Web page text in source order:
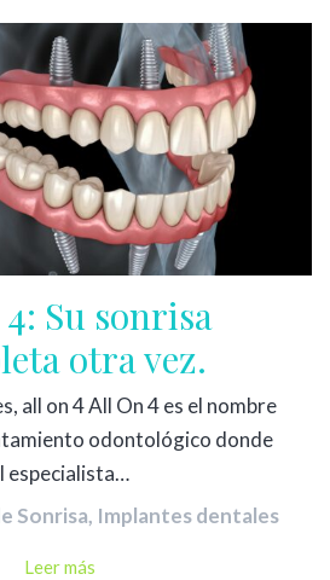
Su sonrisa
otra vez.
all on 4 All On 4 es el nombre
odontológico donde
especialista…
Sonrisa, Implantes dentales
Leer más